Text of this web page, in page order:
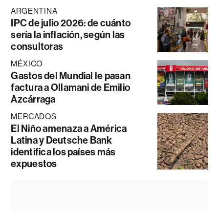
ARGENTINA
IPC de julio 2026: de cuánto
sería la inflación, según las
consultoras
MÉXICO
Gastos del Mundial le pasan
factura a Ollamani de Emilio
Azcárraga
MERCADOS
El Niño amenaza a América
Latina y Deutsche Bank
identifica los países más
expuestos